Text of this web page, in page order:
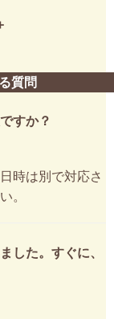
質問
すか？
時は別で対応さ
。
した。すぐに、